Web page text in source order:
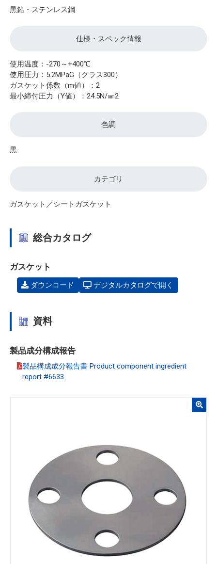
黒鉛・ステンレス鋼
仕様・スペック情報
使用温度：-270～+400℃
使用圧力：5.2MPaG（クラス300）
ガスケット係数（m値）：2
最小締付圧力（Y値）：24.5N/㎜2
色調
黒
カテゴリ
ガスケット／シートガスケット
総合カタログ
ガスケット
ダウンロード デジタルカタログで開く
資料
製品成分構成報告
製品構成成分報告書 Product component ingredient
report #6633